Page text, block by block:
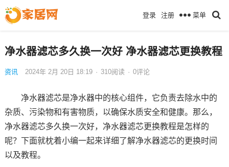
登录 注册 菜单
净水器滤芯多久换一次好 净水器滤芯更换教程
资讯 2024年 2月 20日 18:19 · 310阅读 · 0评论
净水器滤芯是净水器中的核心组件，它负责去除水中的
杂质、污染物和有害物质，以确保水质安全和健康。那么，
净水器滤芯多久换一次好，净水器滤芯更换教程是怎样的
呢？下面就枕着小编一起来详细了解净水器滤芯的更换时间
以及教程。